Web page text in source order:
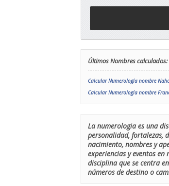
Últimos Nombres calculados:
Calcular Numerología nombre
Calcular Numerología nombre
La numerologia es una
personalidad, fortalezas,
nacimiento, nombres y
experiencias y eventos
disciplina que se centra
números de destino o